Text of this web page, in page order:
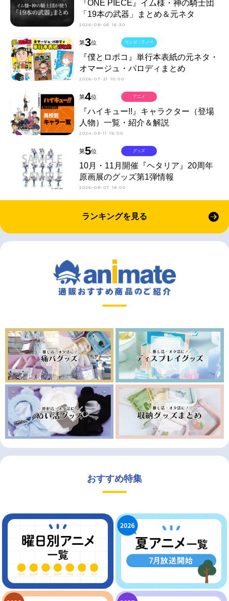
『ONE PIECE』イム様・神の騎士団
「19本の武器」まとめ＆元ネタ
2026-08-06 16:30
第3位
『僕とロボコ』単行本表紙の元ネタ・
オマージュ・パロディまとめ
2026-07-21 10:00
マンガ・ラノベ
第4位
『ハイキュー!!』キャラクター（登場
人物）一覧・紹介＆解説
2024-03-11 16:00
アニメ
第5位
10月・11月開催『ヘタリア』20周年
原画展のグッズ第1弾情報
2026-08-07 18:00
グッズ
ランキングを見る
おすすめ特集